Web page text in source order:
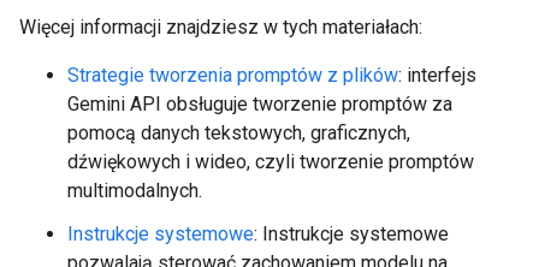
Więcej informacji znajdziesz w tych materiałach:
Strategie tworzenia promptów z plików: interfejs
Gemini API obsługuje tworzenie promptów za
pomocą danych tekstowych, graficznych,
dźwiękowych i wideo, czyli tworzenie promptów
multimodalnych.
Instrukcje systemowe: Instrukcje systemowe